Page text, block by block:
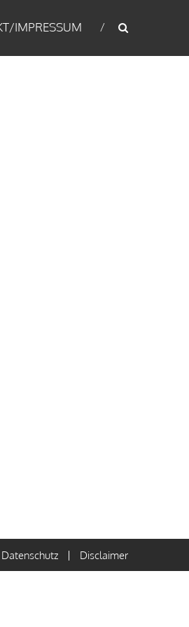
IMPRESSUM
Datenschutz Disclaimer